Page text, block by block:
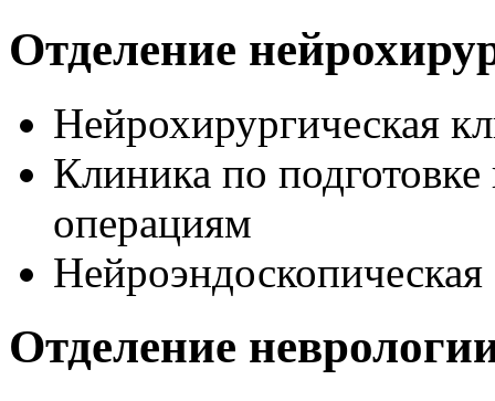
Отделение
Нейрохирургическая
Клиника по
операциям
Отделение